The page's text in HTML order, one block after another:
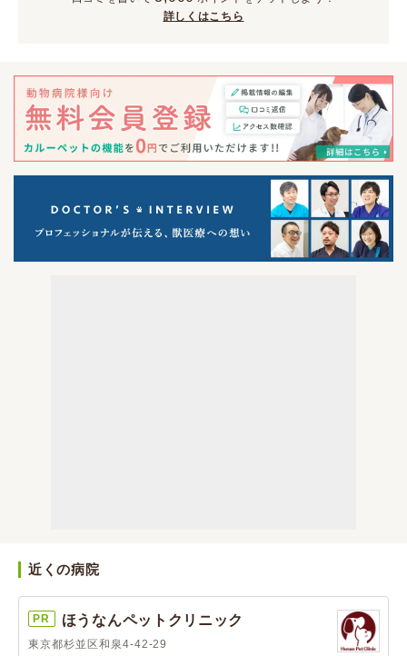
詳しくはこちら
近くの病院
PR ほうなんペットクリニック
東京都杉並区和泉4-42-29